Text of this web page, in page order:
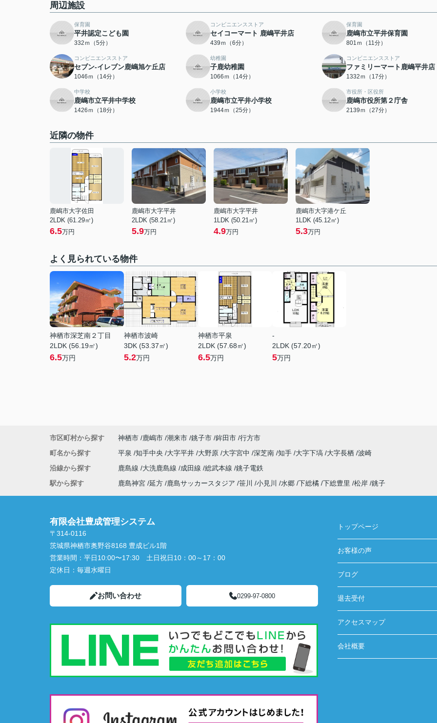
周辺施設
保育園
平井認定こども園
332ｍ（5分）
コンビニエンスストア
セイコーマート 鹿嶋平井店
439ｍ（6分）
保育園
鹿嶋市立平井保育園
801ｍ（11分）
コンビニエンスストア
セブン-イレブン鹿嶋旭ケ丘店
1046ｍ（14分）
幼稚園
子鹿幼稚園
1066ｍ（14分）
コンビニエンスストア
ファミリーマート鹿嶋平井店
1332ｍ（17分）
中学校
鹿嶋市立平井中学校
1426ｍ（18分）
小学校
鹿嶋市立平井小学校
1944ｍ（25分）
市役所・区役所
鹿嶋市役所第２庁舎
2139ｍ（27分）
近隣の物件
鹿嶋市大字佐田
2LDK (61.29㎡)
6.5万円
鹿嶋市大字平井
2LDK (58.21㎡)
5.9万円
鹿嶋市大字平井
1LDK (50.21㎡)
4.9万円
鹿嶋市大字港ケ丘
1LDK (45.12㎡)
5.3万円
よく見られている物件
神栖市深芝南２丁目
2LDK (56.19㎡)
6.5万円
神栖市波崎
3DK (53.37㎡)
5.2万円
神栖市平泉
2LDK (57.68㎡)
6.5万円
-
2LDK (57.20㎡)
5万円
市区町村から探す 神栖市 鹿嶋市 潮来市 銚子市 鉾田市 行方市
町名から探す
平泉 知手中央 大字平井 大野原 大字宮中 深芝南 知手 大字下塙 大字長栖 波崎
沿線から探す
鹿島線 大洗鹿島線 成田線 総武本線 銚子電鉄
駅から探す
鹿島神宮 延方 鹿島サッカースタジア 笹川 小見川 水郷 下総橘 下総豊里 松岸 銚子
有限会社豊成管理システム
〒314-0116
茨城県神栖市奥野谷8168 豊成ビル1階
営業時間： 平日10:00〜17:30 土日祝日10：00～17：00
定休日： 毎週水曜日
お問い合わせ 0299-97-0800
トップページ
お客様の声
ブログ
退去受付
アクセスマップ
会社概要